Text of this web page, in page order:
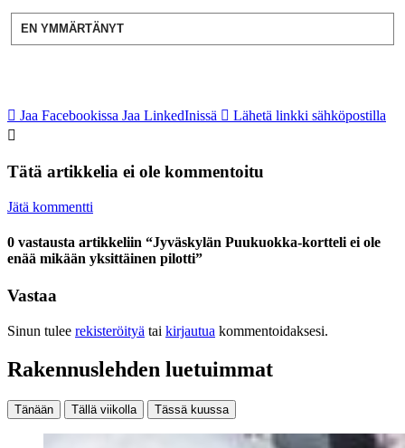
EN YMMÄRTÄNYT
Jaa Facebookissa Jaa LinkedInissä Lähetä linkki sähköpostilla
Tätä artikkelia ei ole kommentoitu
Jätä kommentti
0 vastausta artikkeliin “Jyväskylän Puukuokka-kortteli ei ole
enää mikään yksittäinen pilotti”
Vastaa
Sinun tulee rekisteröityä tai kirjautua kommentoidaksesi.
Rakennuslehden luetuimmat
Tänään Tällä viikolla Tässä kuussa